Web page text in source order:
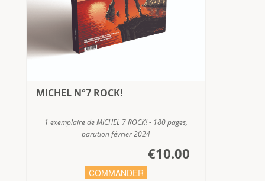
MICHEL N°7 ROCK!
1 exemplaire de MICHEL 7 ROCK! - 180 pages,
parution février 2024
€10.00